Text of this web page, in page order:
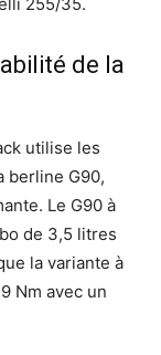
de la
utilise les
berline G90,
Le G90 à
de 3,5 litres
la variante à
Nm avec un